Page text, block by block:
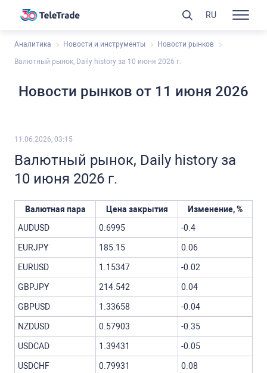
Аналитика Новости и инструменты Новости рынков
Валютный рынок, Daily history за 10 июня 2026 г.
Новости рынков от 11 июня 2026
11.06.2026, 03:15
Валютный рынок, Daily history за
10 июня 2026 г.
Валютная пара Цена закрытия
Изменение, %
AUDUSD
0.6995 -0.4
EURJPY 185.15 0.06
EURUSD 1.15347 -0.02
GBPJPY 214.542 0.04
GBPUSD 1.33658 -0.04
NZDUSD 0.57903 -0.35
USDCAD 1.39431 -0.05
USDCHF 0.79931 0.08
RU